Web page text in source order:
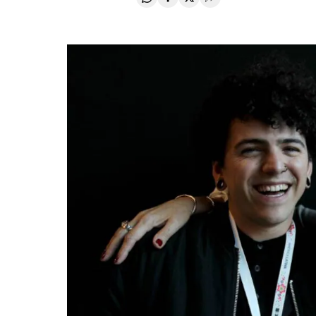
Compartir en Whatsapp
Compartir en Facebook
Compartir en Twitter
Desplegar Redes